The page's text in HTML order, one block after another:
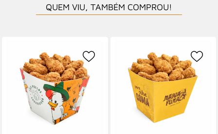
QUEM VIU, TAMBÉM COMPROU!